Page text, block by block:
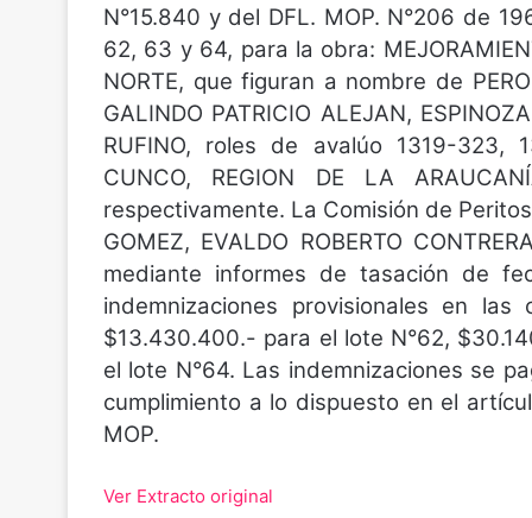
N°15.840 y del DFL. MOP. N°206 de
62, 63 y 64, para la obra:
NORTE, que figuran a nombre de
GALINDO PATRICIO ALEJAN,
RUFINO, roles de avalúo 1319-323,
CUNCO, REGION DE LA
respectivamente. La Comisión de
GOMEZ, EVALDO ROBERTO
mediante informes de tasación de
indemnizaciones provisionales en
$13.430.400.- para el lote N°62,
el lote N°64. Las indemnizaciones se
cumplimiento a lo dispuesto en el
MOP.
Ver Extracto original